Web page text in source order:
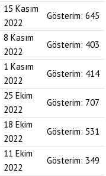
15 Kasım
2022
Gösterim: 645
8 Kasım
2022
Gösterim: 403
1 Kasım
2022
Gösterim: 414
25 Ekim
2022
Gösterim: 707
18 Ekim
2022
Gösterim: 531
11 Ekim
2022
Gösterim: 349